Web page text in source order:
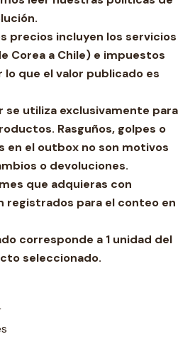
precios incluyen los servicios
Corea a Chile) e impuestos
lo que el valor publicado es
se utiliza exclusivamente para
Rasguños, golpes o
en el outbox no son motivos
o devoluciones.
que adquieras con
registrados para el conteo en
corresponde a 1 unidad del
seleccionado.